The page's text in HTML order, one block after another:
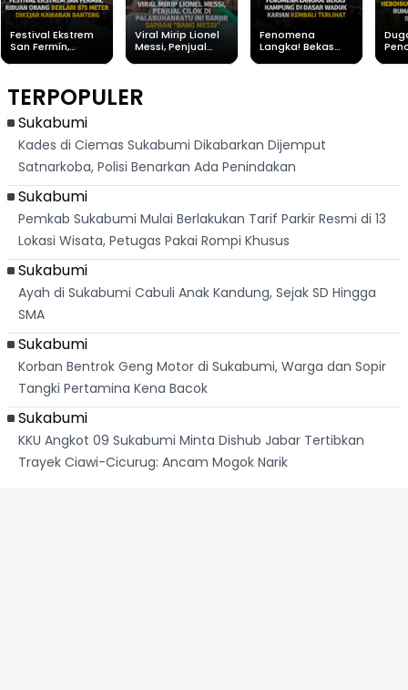
Festival Ekstrem
San Fermín,
Banteng
Viral Mirip Lionel
Messi, Penjual
"Bang Messi"
Fenomena
Langka! Bekas
TERPOPULER
Sukabumi
Kades di Ciemas Sukabumi Dikabarkan Dijemput
Satnarkoba, Polisi Benarkan Ada Penindakan
Sukabumi
Pemkab Sukabumi Mulai Berlakukan Tarif Parkir Resmi di 13
Lokasi Wisata, Petugas Pakai Rompi Khusus
Sukabumi
Ayah di Sukabumi Cabuli Anak Kandung, Sejak SD Hingga
SMA
Sukabumi
Korban Bentrok Geng Motor di Sukabumi, Warga dan Sopir
Tangki Pertamina Kena Bacok
Sukabumi
KKU Angkot 09 Sukabumi Minta Dishub Jabar Tertibkan
Trayek Ciawi-Cicurug: Ancam Mogok Narik